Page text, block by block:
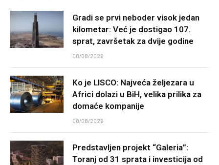
Gradi se prvi neboder visok jedan
kilometar: Već je dostigao 107.
sprat, završetak za dvije godine
08/08/2026
Ko je LISCO: Najveća željezara u
Africi dolazi u BiH, velika prilika za
domaće kompanije
08/08/2026
Predstavljen projekt “Galeria”:
Toranj od 31 sprata i investicija od